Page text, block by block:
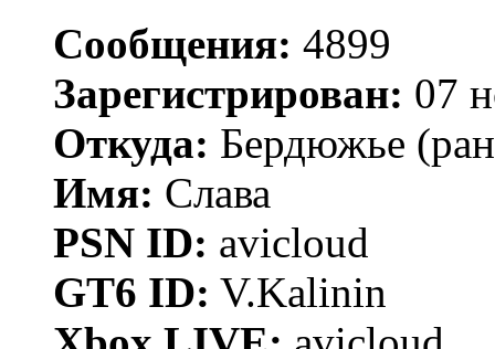
Сообщения: 4899
Зарегистрирован: 07
Откуда: Бердюжье
Имя: Слава
PSN ID: avicloud
GT6 ID: V.Kalinin